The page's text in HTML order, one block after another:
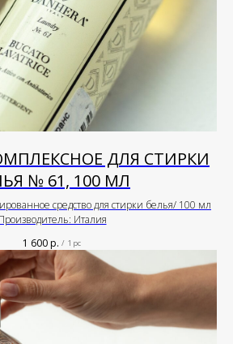
ДЛЯ СТИРКИ
№ 61, 100 МЛ
средство для стирки белья/ 100 мл
Италия
1 600р. / 1 pc